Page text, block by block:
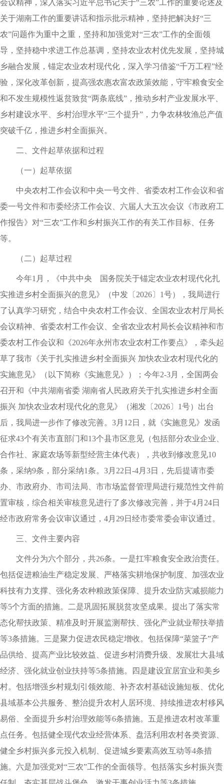
会议精神 ， 深入落实习近平总书记关于“三农”工作的重要论述及
关于湖南工作的重要讲话和指示批示精神 ， 坚持把解决好“三
农”问题作为重中之重 ， 坚持和加强党对“三农”工作的全面领
导 ， 坚持稳中求进工作总基调 ， 坚持农业农村优先发展 ， 坚持城
乡融合发展 ， 锚定农业农村现代化 ， 深入学习借鉴“千万工程”经
验 ， 深化改革创新 ， 提高强农惠农富农政策效能 ， 守牢粮食安全
和不发生规模性返贫致贫“两条底线” ， 推动乡村产业发展水平、
乡村建设水平、乡村治理水平“三个提升” ， 力争农林牧渔总产值
突破千亿 ， 推进乡村全面振兴。
二、文件起草依据和过程
（一）起草依据
中央农村工作会议和中央一号文件、省委农村工作会议和省
委一号文件和市委经济工作会议、六届人大五次会议《市政府工
作报告》对“三农”工作和乡村振兴工作的有关工作目标、任务
等。
（二）起草过程
今年1月 ，
《中共中央 国务院关于锚定农业农村现代化扎
实推进乡村全面振兴的意见》（中发〔2026〕1号）
， 我局进行
了认真学习研究 ， 结合中央农村工作会议、全国农业农村厅局长
会议精神、省委农村工作会议、全省农业农村局长会议精神和市
委农村工作会议和《2026年永州市农业农村工作要点》
， 牵头起
草了我市《关于扎实推进乡村全面振兴 加快农业农村现代化的
实施意见》（以下简称《实施意见》）
； 今年2-3月 ， 全国两会
召开和《中共湖南省委 湖南省人民政府关于扎实推进乡村全面
振兴 加快农业农村现代化的意见》（湘发〔2026〕1号）出台
后 ， 我局进一步作了修改完善。 3月12日 ， 就《实施意见》发函
征求43个有关市直部门和13个县市区意见（包括部分农业企业、
合作社、家庭农场等新型经营主体代表）
， 共收到修改意见10
条 ， 采纳9条 ， 部分采纳1条。 3月22日-4月3日 ， 先后提请市委
办、市政府办、市司法局、市市场监督管理局进行规范性文件前
置审核 ， 综合相关审核意见进行了多次修改完善 ， 并于4月24日
经市政府常务会议审议通过 ， 4月29日经市委常委会审议通过。
三、文件主要内容
文件分为六个部分 ， 共26条。 一是扛牢粮食安全政治责任。
包括促进粮油生产稳定发展、严格落实耕地保护制度、加强农业
科技有力支撑、强化务农种粮政策保障、提升农业防灾减损能力
等5个方面的措施。 二是巩固拓展脱贫攻坚成果。 提出了落实常
态化帮扶政策、精准及时开展监测帮扶、强化产业就业帮扶举措
等3条措施。 三是聚力促进农民稳定增收。 包括保障“菜篮子”产
品供给、提高产业比较效益、促进乡村消费升级、发展壮大县域
经济、强化就业创业扶持等5条措施。
四是建设宜居宜业和美乡
村。 包括增强乡村规划引领效能、补齐农村基础设施短板、优化
县域基本公共服务、整治提升农村人居环境、持续推进农村移风
易俗、全面提升乡村治理效能等6条措施。 五是推进农村改革重
点任务。 包括健全现代农业经营体系、盘活利用农村各类资源、
健全乡村振兴多元投入机制、促进城乡要素高效互动等4条措
施。 六是加强党对“三农”工作的全面领导。 包括落实乡村振兴责